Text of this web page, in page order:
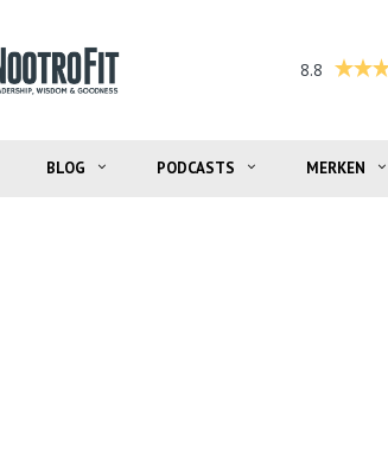
8.8
BLOG PODCASTS MERKEN